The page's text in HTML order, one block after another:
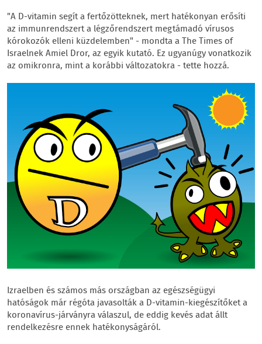
"A D-vitamin segít a fertőzötteknek, mert hatékonyan erősíti
az immunrendszert a légzőrendszert megtámadó vírusos
kórokozók elleni küzdelemben" - mondta a The Times of
Israelnek Amiel Dror, az egyik kutató. Ez ugyanúgy vonatkozik
az omikronra, mint a korábbi változatokra - tette hozzá.
Izraelben és számos más országban az egészségügyi
hatóságok már régóta javasolták a D-vitamin-kiegészítőket a
koronavírus-járványra válaszul, de eddig kevés adat állt
rendelkezésre ennek hatékonyságáról.